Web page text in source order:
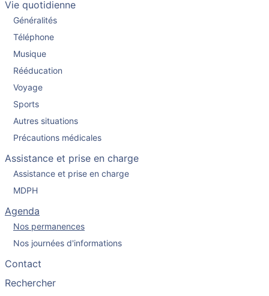
Vie quotidienne
Généralités
Téléphone
Musique
Rééducation
Voyage
Sports
Autres situations
Précautions médicales
Assistance et prise en charge
Assistance et prise en charge
MDPH
Agenda
Nos permanences
Nos journées d'informations
Contact
Rechercher